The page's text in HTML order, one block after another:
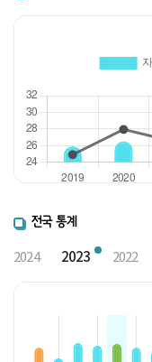
전국 통계
2024 2023 2022